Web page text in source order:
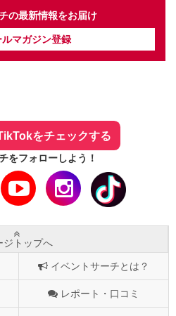
の最新情報をお届け
ルマガジン登録
をチェックする
をフォローしよう！
ジトップへ
イベントサーチとは？
レポート・口コミ